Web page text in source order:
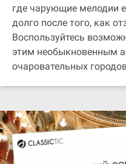
где чарующие мелодии
долго после того, как
Воспользуйтесь
этим необыкновенным
очаровательных